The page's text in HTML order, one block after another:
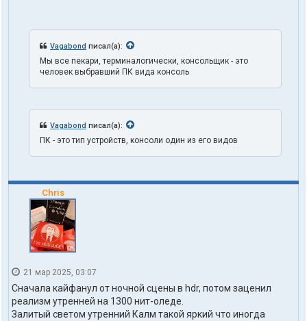
в
т
е
л
r
t
h
e
Vagabond писал(а):
Мы все пекари, терминалогически, консольщик - это
человек выбравший ПК вида консоль
Vagabond писал(а):
ПК - это тип устройств, консоли один из его видов
Chris
21 мар 2025, 03:07
Сначала кайфанул от ночной сцены в hdr, потом заценил
реализм утренней на 1300 нит-оледе.
Залитый светом утренний Калм такой яркий что иногда